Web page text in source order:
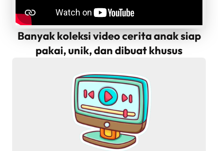
Banyak koleksi video cerita anak siap
pakai, unik, dan dibuat khusus